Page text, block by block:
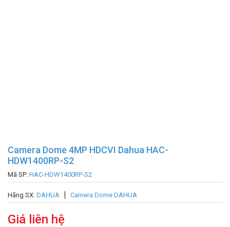
Camera Dome 4MP HDCVI Dahua HAC-
HDW1400RP-S2
Mã SP: HAC-HDW1400RP-S2
Hãng SX: DAHUA Camera Dome DAHUA
Giá liên hệ